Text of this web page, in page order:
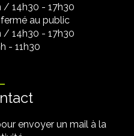
/ 14h30 - 17h30
au public
/ 14h30 - 17h30
- 11h30
envoyer un mail à la